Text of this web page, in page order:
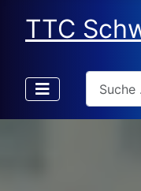
TTC
Type 2